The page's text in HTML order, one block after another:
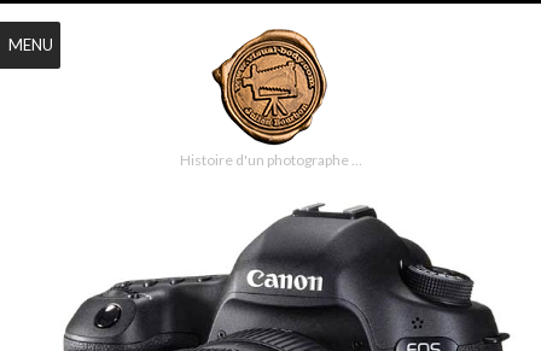
Histoire d'un photographe …
MENU